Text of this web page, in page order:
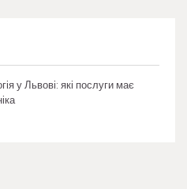
у Львові: які послуги має